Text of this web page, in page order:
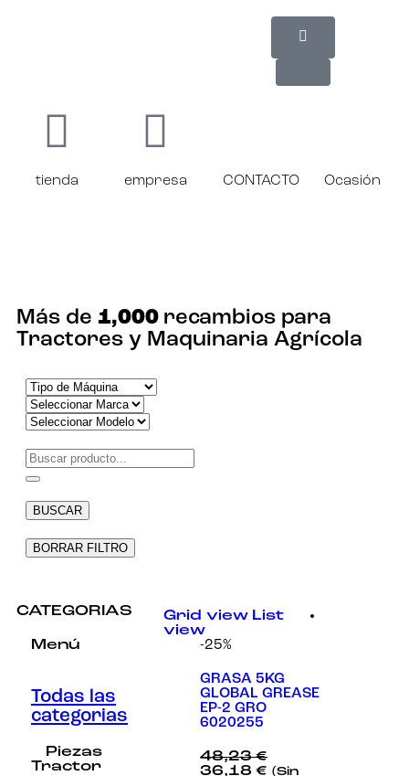
tienda empresa CONTACTO Ocasión
Más de 1,000 recambios para
Tractores y Maquinaria Agrícola
BUSCAR
BORRAR FILTRO
CATEGORIAS
Menú
Todas las
categorias
Piezas
Tractor
Grid view List
view
-25%
GRASA 5KG
GLOBAL GREASE
EP-2 GRO
6020255
48,23€
36,18€ (Sin
Necesarias
Estas
cookies no
son
opcionales.
necesarias
para que
Estadísticas
mejorar la
funcionalidad
y estructura
base a cómo
se usa la